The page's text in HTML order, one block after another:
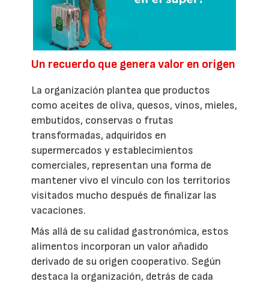
Un recuerdo que genera valor en origen
La organización plantea que productos
como aceites de oliva, quesos, vinos, mieles,
embutidos, conservas o frutas
transformadas, adquiridos en
supermercados y establecimientos
comerciales, representan una forma de
mantener vivo el vínculo con los territorios
visitados mucho después de finalizar las
vacaciones.
Más allá de su calidad gastronómica, estos
alimentos incorporan un valor añadido
derivado de su origen cooperativo. Según
destaca la organización, detrás de cada